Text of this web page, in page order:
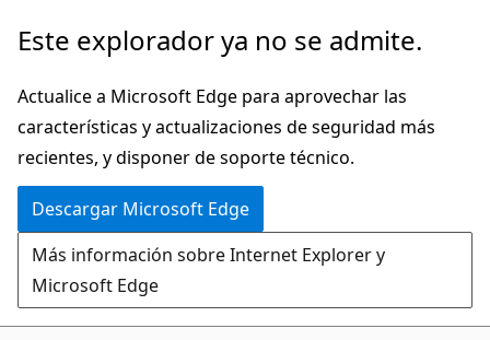
Ir
contenido
principal
Este explorador ya no se admite.
Actualice a Microsoft Edge para aprovechar las
características y actualizaciones de seguridad más
recientes, y disponer de soporte técnico.
Descargar Microsoft Edge
Más información sobre Internet Explorer y
Microsoft Edge